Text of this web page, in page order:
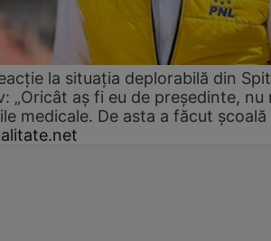
la situația deplorabilă din
„Oricât aș fi eu de președinte, nu
medicale. De asta a făcut școală